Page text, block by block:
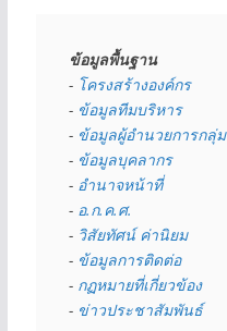
ข้อมูลพื้นฐาน
- โครงสร้างองค์กร
- ข้อมูลทีมบริหาร
- ข้อมูลผู้อำนวยการกลุ่ม
- ข้อมูลบุคลากร
- อำนาจหน้าที่
- อ.ก.ค.ศ.
- วิสัยทัศน์ ค่านิยม
- ข้อมูลการติดต่อ
- กฏหมายที่เกี่ยวข้อง
- ข่าวประชาสัมพันธ์